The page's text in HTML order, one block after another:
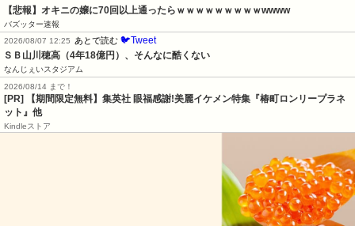
【悲報】オキニの嬢に70回以上通ったらｗｗｗｗｗｗｗｗｗwwww
バズッター速報
2026/08/07 12:25
あとで読む 🐦Tweet
ＳＢ山川穂高（4年18億円）、そんなに酷くない
なんじぇいスタジアム
2026/08/14 まで！
[PR] 【期間限定無料】集英社 眼福感謝!美麗イケメン特集『椿町ロンリープラネ
ット』他
Kindleストア